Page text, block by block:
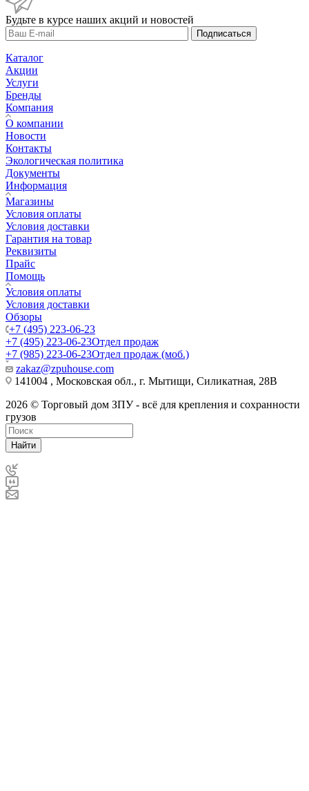
Будьте в курсе наших акций и новостей
Подписаться
Каталог
Акции
Услуги
Бренды
Компания
О компании
Новости
Контакты
Экологическая политика
Документы
Информация
Магазины
Условия оплаты
Условия доставки
Гарантия на товар
Реквизиты
Прайс
Помощь
Условия оплаты
Условия доставки
Обзоры
+7 (495) 223-06-23
+7 (495) 223-06-23Отдел продаж
+7 (985) 223-06-23Отдел продаж (моб.)
zakaz@zpuhouse.com
141004 , Московская обл., г. Мытищи, Силикатная, 28В
2026 © Торговый дом ЗПУ - всё для крепления и сохранности
грузов
Найти